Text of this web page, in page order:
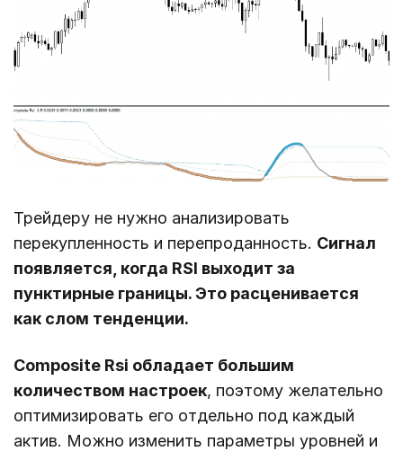
Трейдеру не нужно анализировать
перекупленность и перепроданность. Сигнал
появляется, когда RSI выходит за
пунктирные границы. Это расценивается
как слом тенденции.
Composite Rsi обладает большим
количеством настроек, поэтому желательно
оптимизировать его отдельно под каждый
актив. Можно изменить параметры уровней и